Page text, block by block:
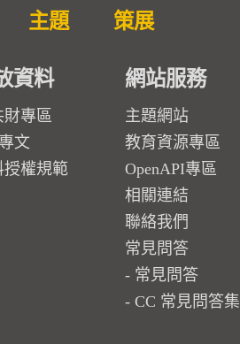
主題 策展
資料
財專區
文
授權規範
網站服務
主題網站
教育資源專區
OpenAPI專區
相關連結
聯絡我們
常見問答
常見問答
CC 常見問答集